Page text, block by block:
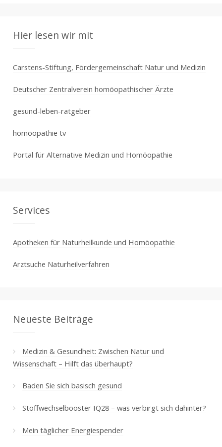
Hier lesen wir mit
Carstens-Stiftung, Fördergemeinschaft Natur und Medizin
Deutscher Zentralverein homöopathischer Ärzte
gesund-leben-ratgeber
homöopathie tv
Portal für Alternative Medizin und Homöopathie
Services
Apotheken für Naturheilkunde und Homöopathie
Arztsuche Naturheilverfahren
Neueste Beiträge
Medizin & Gesundheit: Zwischen Natur und
Wissenschaft – Hilft das überhaupt?
Baden Sie sich basisch gesund
Stoffwechselbooster IQ28 – was verbirgt sich dahinter?
Mein täglicher Energiespender